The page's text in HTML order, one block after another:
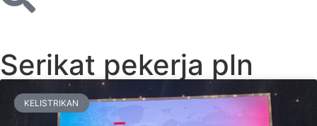
Serikat pekerja pln
KELISTRIKAN